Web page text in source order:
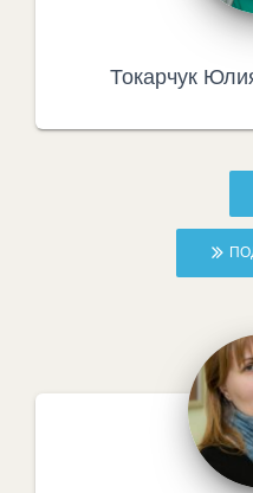
Токарчук